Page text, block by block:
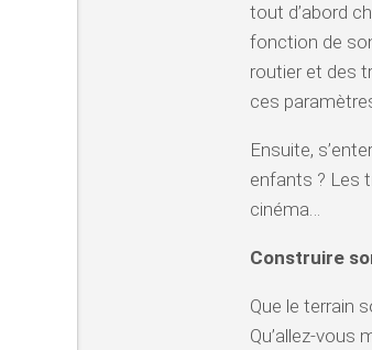
tout d’abord
fonction de
routier et des
ces
Ensuite,
enfants ? Les
cinéma…
Construire
Que le terrain
Qu’allez-vous